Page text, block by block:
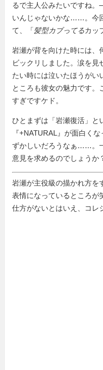
るで主人公みたいですね
いんじゃないかな……。今
て、「髪型カブってるカッ
岩瀬が背を向けた時には、
ビックリしました。涙を
たい時には泣いたほうがい
ところも彼女の魅力です。
すぎですケド。
ひとまずは「岩瀬復活」と
『+NATURAL』が面白く
ずかしいだろうなぁ……。
意見を求めるのでしょうか
岩瀬が主役級の描かれ方を
表情になっているところが
仕方がないとはいえ、コレ